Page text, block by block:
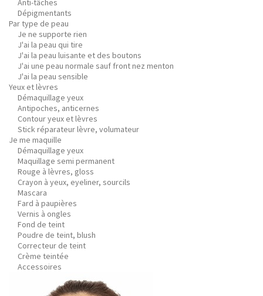
Anti-tâches
Dépigmentants
Par type de peau
Je ne supporte rien
J'ai la peau qui tire
J'ai la peau luisante et des boutons
J'ai une peau normale sauf front nez menton
J'ai la peau sensible
Yeux et lèvres
Démaquillage yeux
Antipoches, anticernes
Contour yeux et lèvres
Stick réparateur lèvre, volumateur
Je me maquille
Démaquillage yeux
Maquillage semi permanent
Rouge à lèvres, gloss
Crayon à yeux, eyeliner, sourcils
Mascara
Fard à paupières
Vernis à ongles
Fond de teint
Poudre de teint, blush
Correcteur de teint
Crème teintée
Accessoires